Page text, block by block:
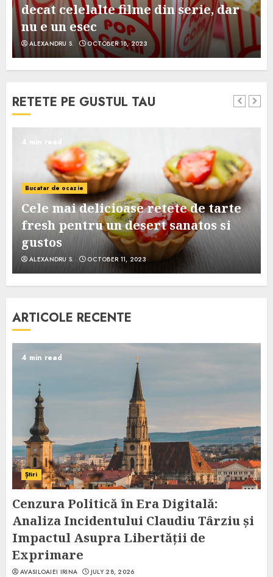
decat celelalte filme din serie, dar
nu e un esec
ALEXANDRU S. OCTOBER 18, 2023
RETETE PE GUSTUL TAU
4 min read
Bucatar de ocazie
Cele mai delicioase retete de tarte
fresh pentru un desert sanatos si
gustos
ALEXANDRU S. OCTOBER 11, 2023
ARTICOLE RECENTE
4 min read
Știri
Cenzura Politică în Era Digitală:
Analiza Incidentului Claudiu Târziu și
Impactul Asupra Libertății de
Exprimare
AVASILOAIEI IRINA JULY 28, 2026